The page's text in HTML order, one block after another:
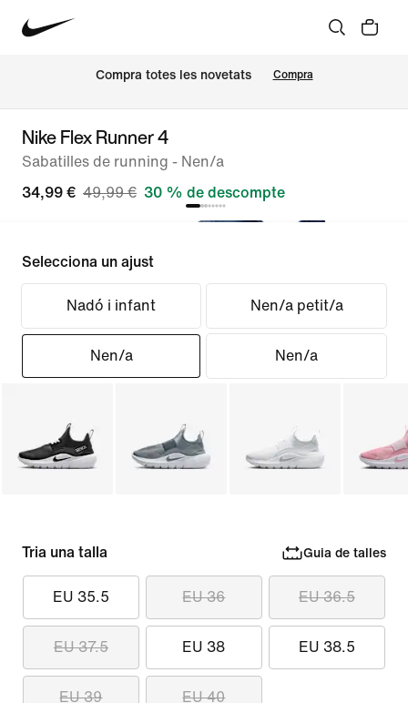
Compra totes les novetats Compra
Nike Flex Runner 4
Sabatilles de running - Nen/a
34,99 € 49,99 € 30 % de descompte
Selecciona un ajust
Nadó i infant Nen/a petit/a
Nen/a Nen/a
Tria una talla Guia de talles
EU 35.5 EU 36 EU 36.5
EU 37.5 EU 38 EU 38.5
EU 39 EU 40